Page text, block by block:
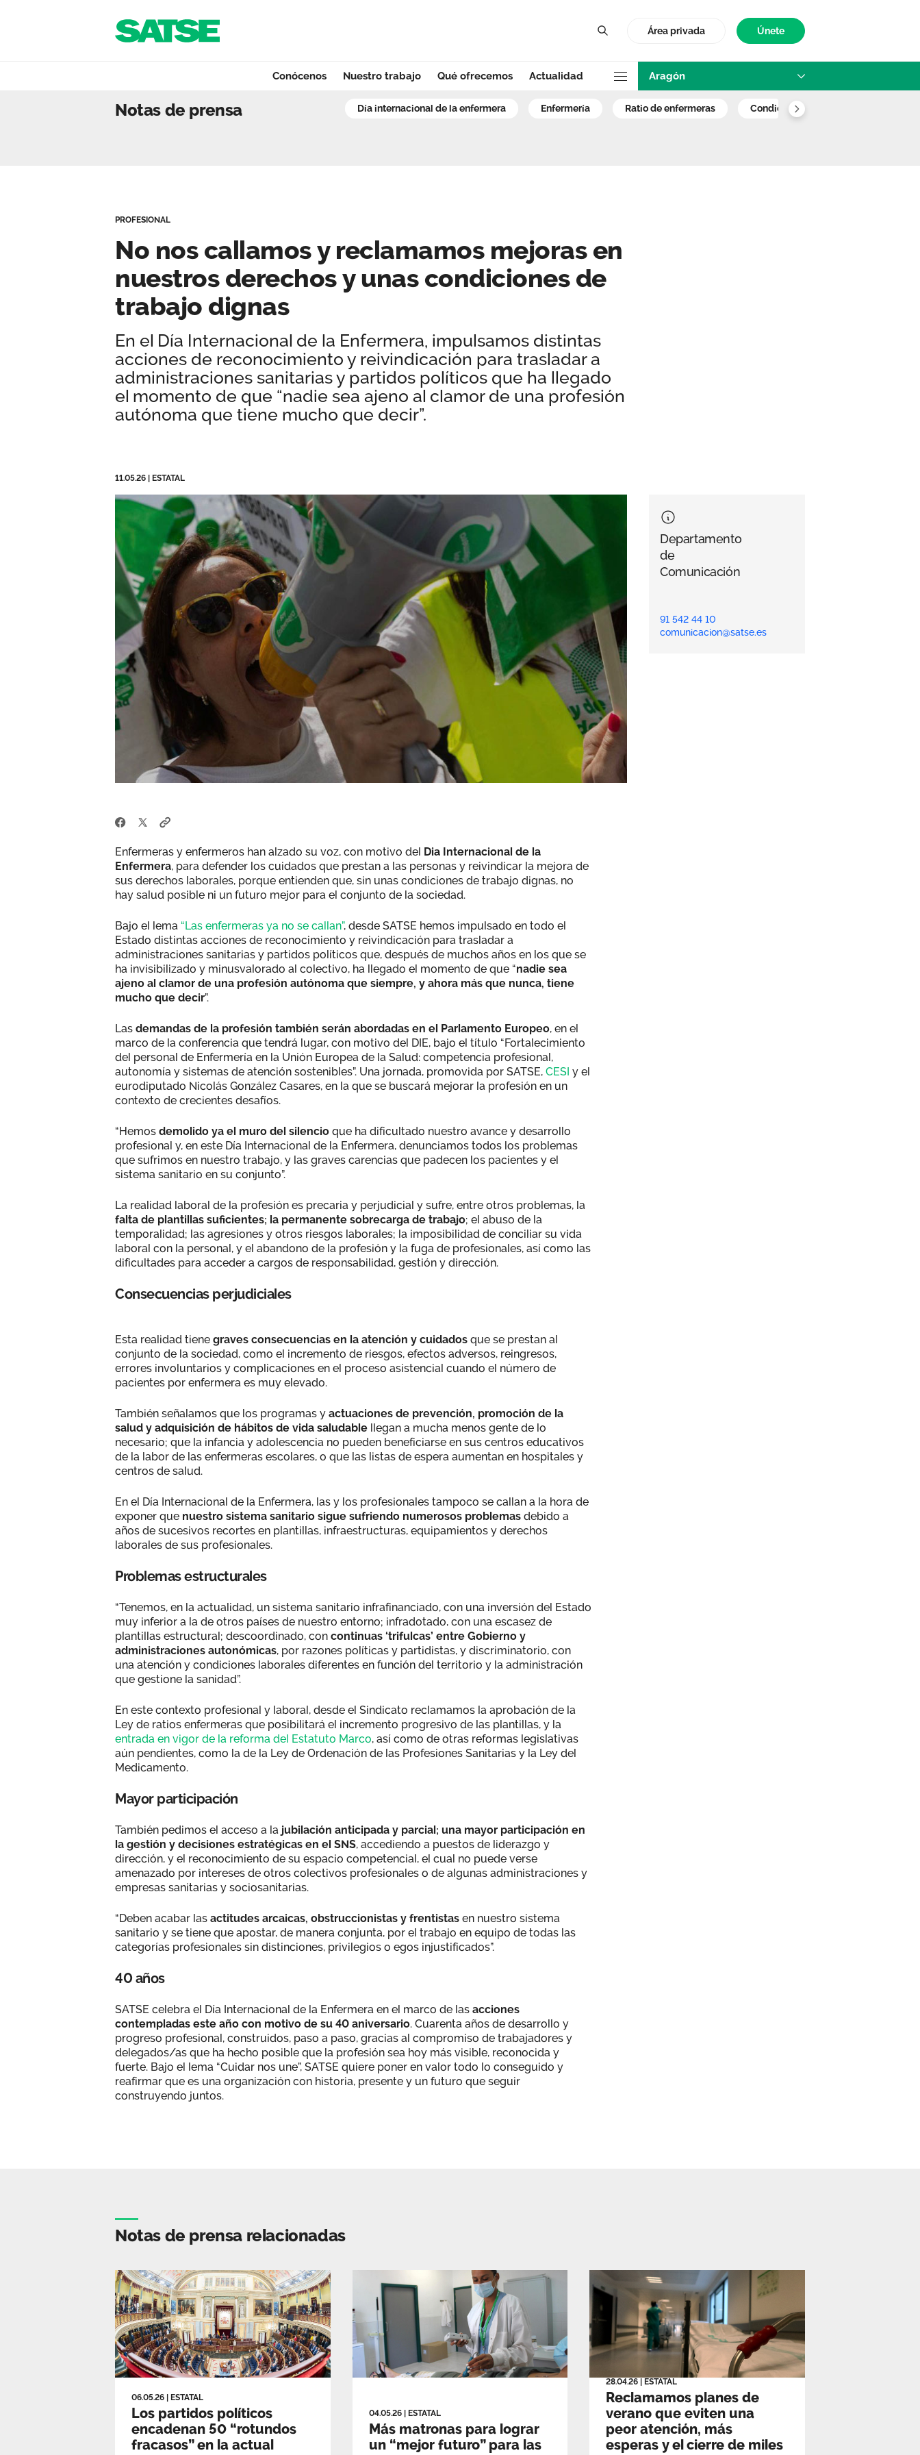
Navegación
Área privada
Únete
Conócenos Nuestro trabajo Qué ofrecemos Actualidad
Qué ofrecemos
Actualidad
Aragón
No nos callamos y reclamamos mejoras en
Notas de prensa día internacional de la enfermera enfermería ratio de enfermeras condiciones laborales
PROFESIONAL
No nos callamos y reclamamos mejoras en
nuestros derechos y unas condiciones de
trabajo dignas
En el Día Internacional de la Enfermera, impulsamos distintas
acciones de reconocimiento y reivindicación para trasladar a
administraciones sanitarias y partidos políticos que ha llegado
el momento de que “nadie sea ajeno al clamor de una profesión
autónoma que tiene mucho que decir”.
11.05.26 ESTATAL
Enfermeras y enfermeros han alzado su voz, con motivo del Dia Internacional de la
Enfermera, para defender los cuidados que prestan a las personas y reivindicar la mejora de
sus derechos laborales, porque entienden que, sin unas condiciones de trabajo dignas, no
hay salud posible ni un futuro mejor para el conjunto de la sociedad.
Bajo el lema “Las enfermeras ya no se callan”, desde SATSE hemos impulsado en todo el
Estado distintas acciones de reconocimiento y reivindicación para trasladar a
administraciones sanitarias y partidos políticos que, después de muchos años en los que se
ha invisibilizado y minusvalorado al colectivo, ha llegado el momento de que “nadie sea
ajeno al clamor de una profesión autónoma que siempre, y ahora más que nunca, tiene
mucho que decir”.
Las demandas de la profesión también serán abordadas en el Parlamento Europeo, en el
marco de la conferencia que tendrá lugar, con motivo del DIE, bajo el título “Fortalecimiento
del personal de Enfermería en la Unión Europea de la Salud: competencia profesional,
autonomía y sistemas de atención sostenibles”. Una jornada, promovida por SATSE, CESI y el
eurodiputado Nicolás González Casares, en la que se buscará mejorar la profesión en un
contexto de crecientes desafíos.
“Hemos demolido ya el muro del silencio que ha dificultado nuestro avance y desarrollo
profesional y, en este Día Internacional de la Enfermera, denunciamos todos los problemas
que sufrimos en nuestro trabajo, y las graves carencias que padecen los pacientes y el
sistema sanitario en su conjunto”.
La realidad laboral de la profesión es precaria y perjudicial y sufre, entre otros problemas, la
falta de plantillas suficientes; la permanente sobrecarga de trabajo; el abuso de la
temporalidad; las agresiones y otros riesgos laborales; la imposibilidad de conciliar su vida
laboral con la personal, y el abandono de la profesión y la fuga de profesionales, así como las
dificultades para acceder a cargos de responsabilidad, gestión y dirección.
Consecuencias perjudiciales
Esta realidad tiene graves consecuencias en la atención y cuidados que se prestan al
conjunto de la sociedad, como el incremento de riesgos, efectos adversos, reingresos,
errores involuntarios y complicaciones en el proceso asistencial cuando el número de
pacientes por enfermera es muy elevado.
También señalamos que los programas y actuaciones de prevención, promoción de la
salud y adquisición de hábitos de vida saludable llegan a mucha menos gente de lo
necesario; que la infancia y adolescencia no pueden beneficiarse en sus centros educativos
de la labor de las enfermeras escolares, o que las listas de espera aumentan en hospitales y
centros de salud.
En el Día Internacional de la Enfermera, las y los profesionales tampoco se callan a la hora de
exponer que nuestro sistema sanitario sigue sufriendo numerosos problemas debido a
años de sucesivos recortes en plantillas, infraestructuras, equipamientos y derechos
laborales de sus profesionales.
Problemas estructurales
“Tenemos, en la actualidad, un sistema sanitario infrafinanciado, con una inversión del Estado
muy inferior a la de otros países de nuestro entorno; infradotado, con una escasez de
plantillas estructural; descoordinado, con continuas ‘trifulcas’ entre Gobierno y
administraciones autonómicas, por razones políticas y partidistas, y discriminatorio, con
una atención y condiciones laborales diferentes en función del territorio y la administración
que gestione la sanidad”.
En este contexto profesional y laboral, desde el Sindicato reclamamos la aprobación de la
Ley de ratios enfermeras que posibilitará el incremento progresivo de las plantillas, y la
entrada en vigor de la reforma del Estatuto Marco, así como de otras reformas legislativas
aún pendientes, como la de la Ley de Ordenación de las Profesiones Sanitarias y la Ley del
Medicamento.
Mayor participación
También pedimos el acceso a la jubilación anticipada y parcial; una mayor participación en
la gestión y decisiones estratégicas en el SNS, accediendo a puestos de liderazgo y
dirección, y el reconocimiento de su espacio competencial, el cual no puede verse
amenazado por intereses de otros colectivos profesionales o de algunas administraciones y
empresas sanitarias y sociosanitarias.
“Deben acabar las actitudes arcaicas, obstruccionistas y frentistas en nuestro sistema
sanitario y se tiene que apostar, de manera conjunta, por el trabajo en equipo de todas las
categorías profesionales sin distinciones, privilegios o egos injustificados”.
40 años
SATSE celebra el Día Internacional de la Enfermera en el marco de las acciones
contempladas este año con motivo de su 40 aniversario. Cuarenta años de desarrollo y
progreso profesional, construidos, paso a paso, gracias al compromiso de trabajadores y
delegados/as que ha hecho posible que la profesión sea hoy más visible, reconocida y
fuerte. Bajo el lema “Cuidar nos une”, SATSE quiere poner en valor todo lo conseguido y
reafirmar que es una organización con historia, presente y un futuro que seguir
construyendo juntos.
Departamento
de
Comunicación
91 542 44 10
comunicacion@satse.es
Notas de prensa relacionadas
06.05.26 ESTATAL
Los partidos políticos
encadenan 50 “rotundos
fracasos” en la actual
04.05.26 ESTATAL
Más matronas para lograr
un “mejor futuro” para las
28.04.26 ESTATAL
Reclamamos planes de
verano que eviten una
peor atención, más
esperas y el cierre de miles